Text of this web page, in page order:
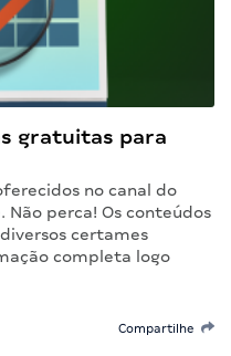
gratuitas para
no canal do
Não perca! Os conteúdos
certames
completa logo
Compartilhe